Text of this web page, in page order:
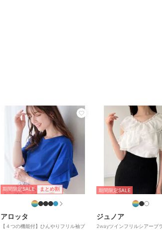
期間限定SALE まとめ割
アロッタ
【４つの機能付】ひんやりフリル袖ブ
期間限定SALE
ジュノア
2wayツインフリルシアーブ